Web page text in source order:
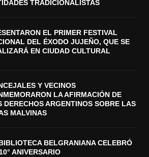
TRADICIONALISTAS
EL PRIMER FESTIVAL
DEL ÉXODO JUJEÑO, QUE SE
EN CIUDAD CULTURAL
Y VECINOS
LA AFIRMACIÓN DE
DERECHOS ARGENTINOS SOBRE LAS
MALVINAS
BELGRANIANA CELEBRÓ
ANIVERSARIO